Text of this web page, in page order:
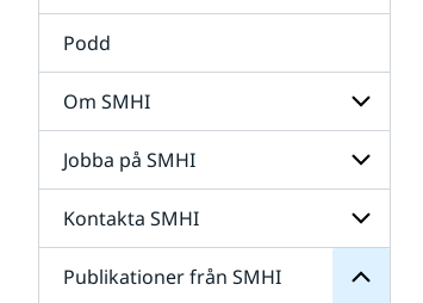
Podd
Om SMHI
för
Om
SMHI
Jobba på SMHI
för
Jobba
på
Kontakta SMHI
Publikationer från SMHI
Undersidor
för
Publikationer
från
SMHI